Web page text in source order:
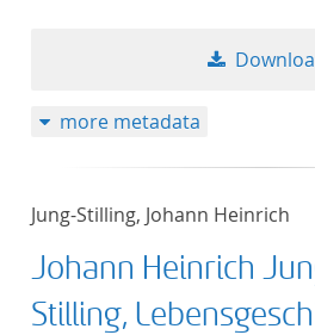
more metadata
Jung-Stilling, Johann Heinrich
Johann Heinrich
Stilling,